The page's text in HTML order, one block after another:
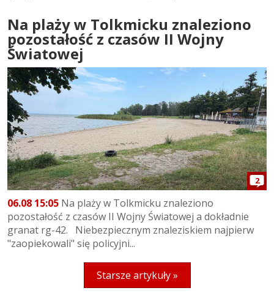
Na plaży w Tolkmicku znaleziono
pozostałość z czasów II Wojny
Światowej
2
06.08 15:05 Na plaży w Tolkmicku znaleziono
pozostałość z czasów II Wojny Światowej a dokładnie
granat rg-42. Niebezpiecznym znaleziskiem najpierw
"zaopiekowali" się policyjni...
Starsze artykuły »